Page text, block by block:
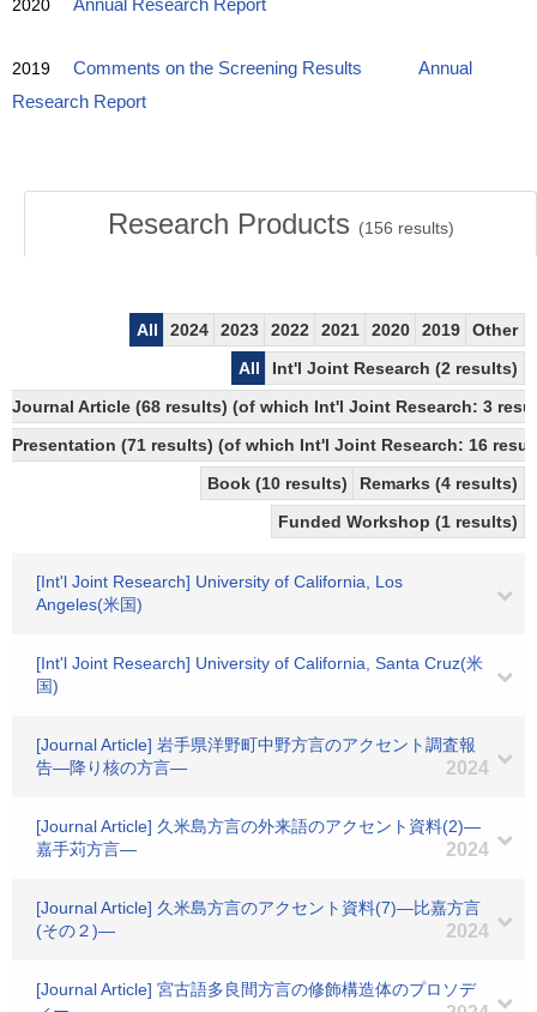
2020 Annual Research Report
2019 Comments on the Screening Results
Annual
Research Report
Research Products (156 results)
All 2024 2023 2022 2021 2020 2019
Other
All
Int'l Joint Research (2 results)
Journal Article (68 results) (of which Int'l Joint Research: 3
Presentation (71 results) (of which Int'l Joint Research: 16
Book (10 results)
Remarks (4 results)
Funded Workshop (1 results)
[Int'l Joint Research] University of California, Los
Angeles(米国)
[Int'l Joint Research] University of California, Santa Cruz(米
国)
[Journal Article] 岩手県洋野町中野方言のアクセント調査報
告―降り核の方言―
2024
[Journal Article] 久米島方言の外来語のアクセント資料(2)―
嘉手苅方言―
2024
[Journal Article] 久米島方言のアクセント資料(7)―比嘉方言
(その２)―
2024
[Journal Article] 宮古語多良間方言の修飾構造体のプロソデ